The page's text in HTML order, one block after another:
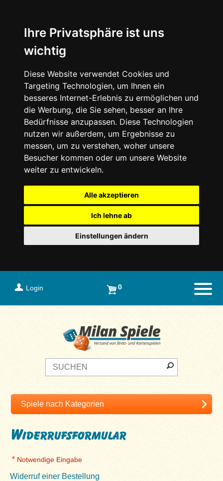
Ihre Privatsphäre ist uns
wichtig
Diese Website verwendet Cookies und
Targeting Technologien, um Ihnen ein
besseres Internet-Erlebnis zu ermöglichen und
die Werbung, die Sie sehen, besser an Ihre
Bedürfnisse anzupassen. Diese Technologien
nutzen wir außerdem, um Ergebnisse zu
messen, um zu verstehen, woher unsere
Besucher kommen oder um unsere Website
weiter zu entwickeln.
Alle akzeptieren
Ich lehne ab
Einstellungen ändern
Login 0
Widerrufsformular
Notwendige Eingabe
Widerruf einer Bestellung